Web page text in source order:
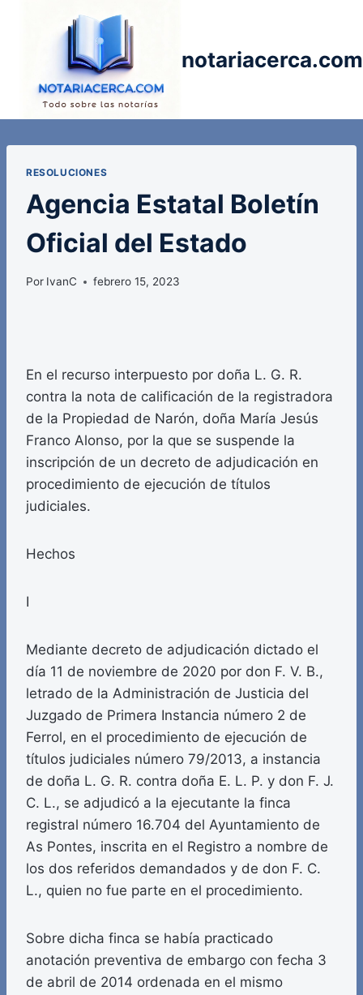
notariacerca.com
RESOLUCIONES
Agencia Estatal Boletín
Oficial del Estado
Por IvanC febrero 15, 2023
En el recurso interpuesto por doña L. G. R.
contra la nota de calificación de la registradora
de la Propiedad de Narón, doña María Jesús
Franco Alonso, por la que se suspende la
inscripción de un decreto de adjudicación en
procedimiento de ejecución de títulos
judiciales.
Hechos
I
Mediante decreto de adjudicación dictado el
día 11 de noviembre de 2020 por don F. V. B.,
letrado de la Administración de Justicia del
Juzgado de Primera Instancia número 2 de
Ferrol, en el procedimiento de ejecución de
títulos judiciales número 79/2013, a instancia
de doña L. G. R. contra doña E. L. P. y don F. J.
C. L., se adjudicó a la ejecutante la finca
registral número 16.704 del Ayuntamiento de
As Pontes, inscrita en el Registro a nombre de
los dos referidos demandados y de don F. C.
L., quien no fue parte en el procedimiento.
Sobre dicha finca se había practicado
anotación preventiva de embargo con fecha 3
de abril de 2014 ordenada en el mismo